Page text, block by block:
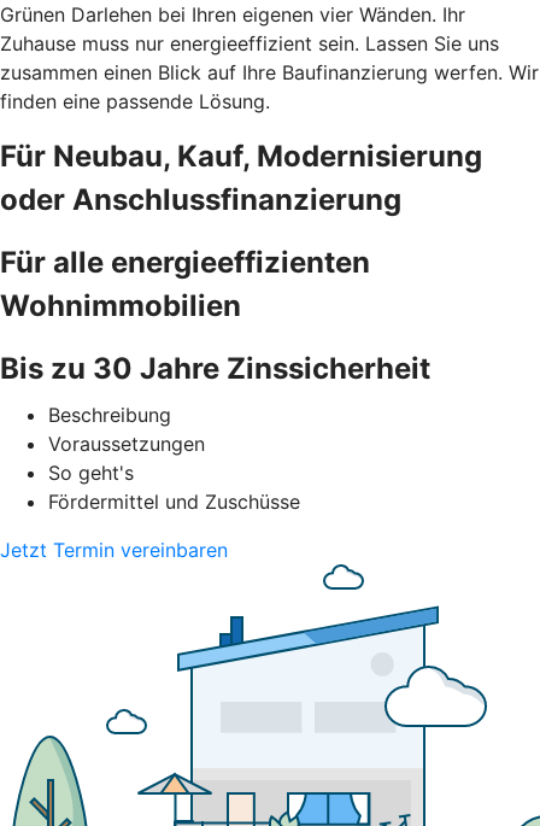
Grünen Darlehen bei Ihren eigenen vier Wänden. Ihr
Zuhause muss nur energieeffizient sein. Lassen Sie uns
zusammen einen Blick auf Ihre Baufinanzierung werfen. Wir
finden eine passende Lösung.
Für Neubau, Kauf, Modernisierung
oder Anschlussfinanzierung
Für alle energieeffizienten
Wohnimmobilien
Bis zu 30 Jahre Zinssicherheit
Beschreibung
Voraussetzungen
So geht's
Fördermittel und Zuschüsse
Jetzt Termin vereinbaren